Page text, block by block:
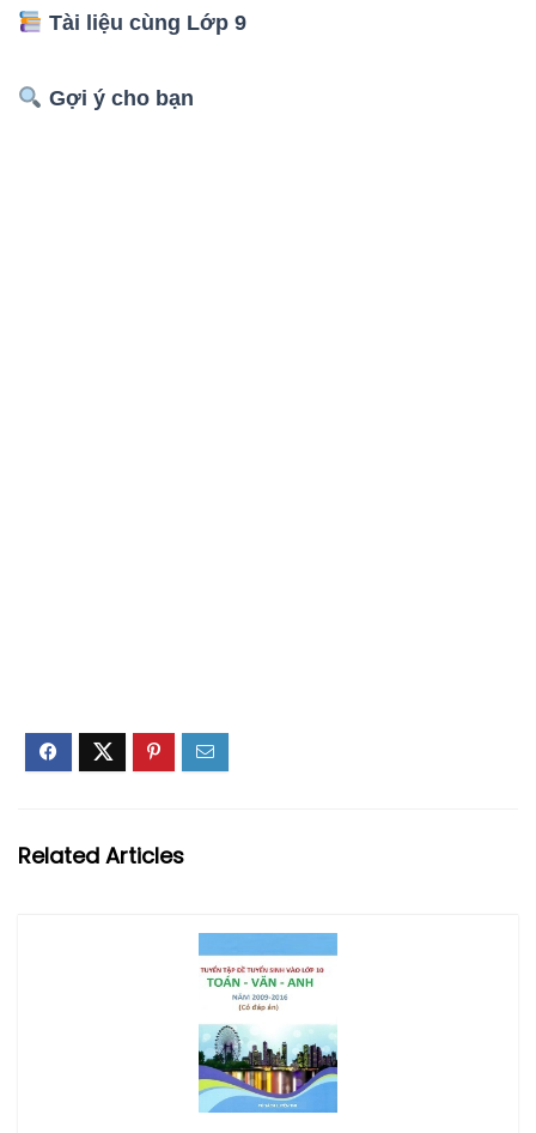
Tài liệu cùng Lớp 9
Gợi ý cho bạn
Related Articles